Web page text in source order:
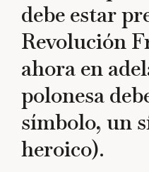
debe estar
Revolución
ahora en
polonesa
símbolo, un
heroico).